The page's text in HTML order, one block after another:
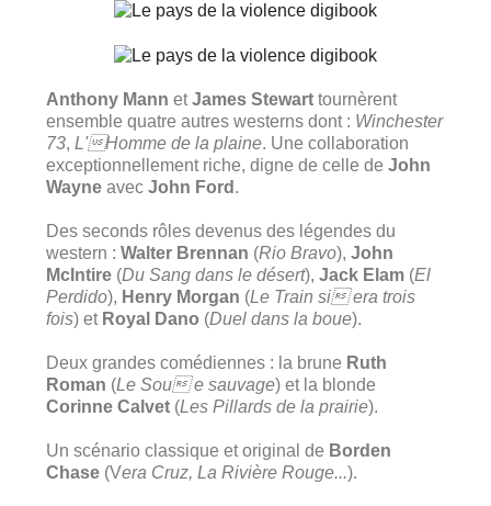
Anthony Mann etJames Stewart tournèrent
ensemble quatre autres westerns dont : Winchester
73, L'Homme de la plaine. Une collaboration
exceptionnellement riche, digne de celle de John
Wayne avec John Ford .
Des seconds rôles devenus des légendes du
western : Walter Brennan (Rio Bravo), John
McIntire (Du Sang dans le désert), Jack Elam (El
Perdido), Henry Morgan (Le Train si era trois
fois) et Royal Dano (Duel dans la boue).
Deux grandes comédiennes : la brune Ruth
Roman (Le Sou e sauvage) et la blonde
Corinne Calvet (Les Pillards de la prairie).
Un scénario classique et original de Borden
Chase (Vera Cruz, La Rivière Rouge...).